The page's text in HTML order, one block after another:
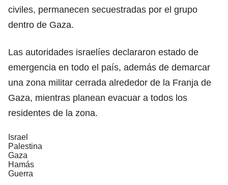
civiles, permanecen secuestradas por el grupo
dentro de Gaza.
Las autoridades israelíes declararon estado de
emergencia en todo el país, además de demarcar
una zona militar cerrada alrededor de la Franja de
Gaza, mientras planean evacuar a todos los
residentes de la zona.
Israel
Palestina
Gaza
Hamás
Guerra